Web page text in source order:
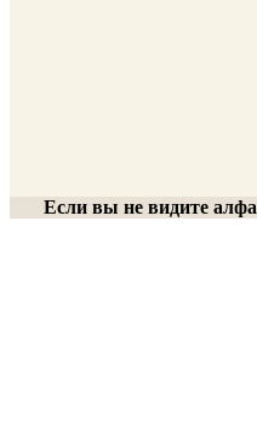
Если вы не видите